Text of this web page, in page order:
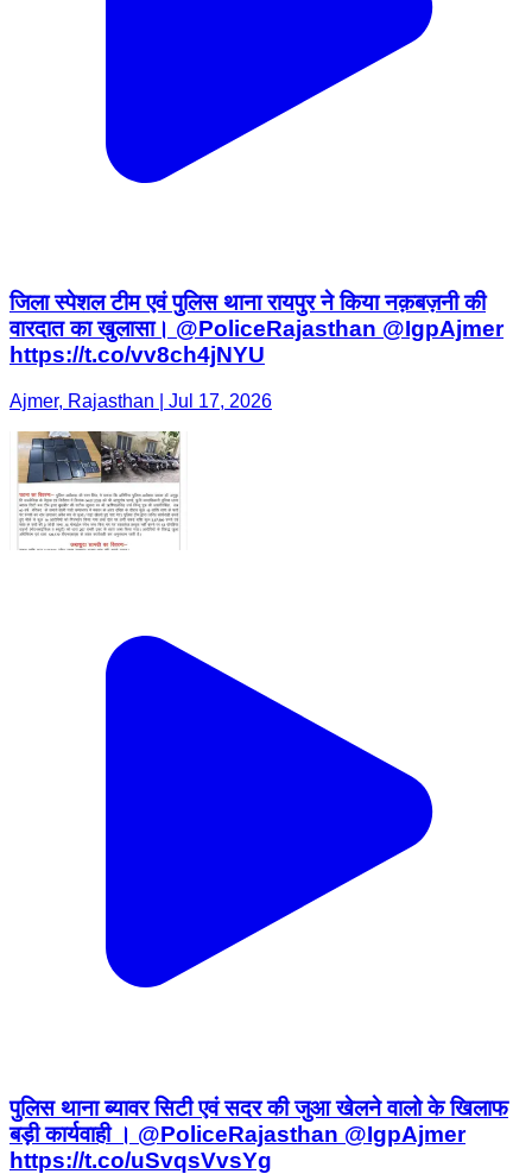
जिला स्पेशल टीम एवं पुलिस थाना रायपुर ने किया नक़बज़नी की
वारदात का खुलासा। @PoliceRajasthan @IgpAjmer
https://t.co/vv8ch4jNYU
Ajmer, Rajasthan | Jul 17, 2026
पुलिस थाना ब्यावर सिटी एवं सदर की जुआ खेलने वालो के खिलाफ
बड़ी कार्यवाही । @PoliceRajasthan @IgpAjmer
https://t.co/uSvqsVvsYg